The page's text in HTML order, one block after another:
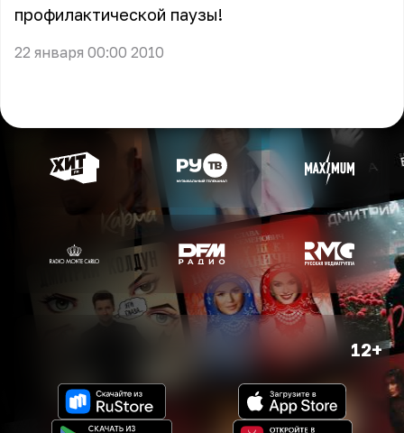
профилактической паузы!
22 января 00:00 2010
12+